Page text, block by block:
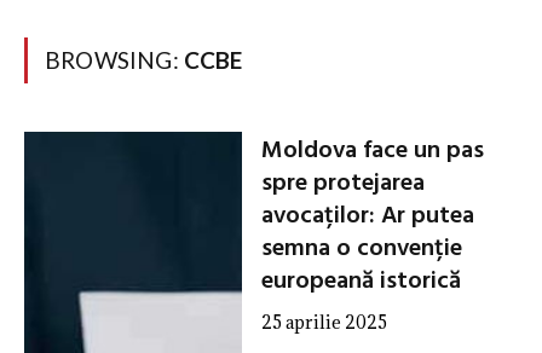
BROWSING: CCBE
Moldova face un pas
spre protejarea
avocaților: Ar putea
semna o convenție
europeană istorică
25 aprilie 2025